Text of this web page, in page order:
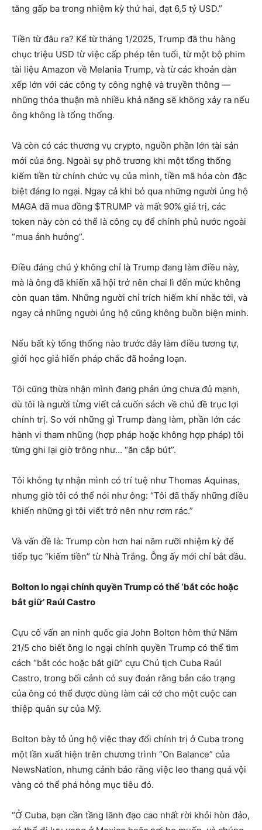
tăng gấp ba trong nhiệm kỳ thứ hai, đạt 6,5 tỷ USD.”
Tiền từ đâu ra? Kể từ tháng 1/2025, Trump đã thu hàng
chục triệu USD từ việc cấp phép tên tuổi, từ một bộ phim
tài liệu Amazon về Melania Trump, và từ các khoản dàn
xếp lớn với các công ty công nghệ và truyền thông —
những thỏa thuận mà nhiều khả năng sẽ không xảy ra nếu
ông không là tổng thống.
Và còn có các thương vụ crypto, nguồn phần lớn tài sản
mới của ông. Ngoài sự phô trương khi một tổng thống
kiếm tiền từ chính chức vụ của mình, tiền mã hóa còn đặc
biệt đáng lo ngại. Ngay cả khi bỏ qua những người ủng hộ
MAGA đã mua đồng $TRUMP và mất 90% giá trị, các
token này còn có thể là công cụ để chính phủ nước ngoài
“mua ảnh hưởng”.
Điều đáng chú ý không chỉ là Trump đang làm điều này,
mà là ông đã khiến xã hội trở nên chai lì đến mức không
còn quan tâm. Những người chỉ trích hiếm khi nhắc tới, và
ngay cả những người ủng hộ cũng không buồn biện minh.
Nếu bất kỳ tổng thống nào trước đây làm điều tương tự,
giới học giả hiến pháp chắc đã hoảng loạn.
Tôi cũng thừa nhận mình đang phản ứng chưa đủ mạnh,
dù tôi là người từng viết cả cuốn sách về chủ đề trục lợi
chính trị. So với những gì Trump đang làm, phần lớn các
hành vi tham nhũng (hợp pháp hoặc không hợp pháp) tôi
từng ghi lại giờ trông như… “ăn cắp bút”.
Tôi không tự nhận mình có trí tuệ như Thomas Aquinas,
nhưng giờ tôi có thể nói như ông: “Tôi đã thấy những điều
khiến những gì tôi viết trở nên như rơm rác.”
Và vấn đề là: Trump còn hơn hai năm rưỡi nhiệm kỳ để
tiếp tục “kiếm tiền” từ Nhà Trắng. Ông ấy mới chỉ bắt đầu.
Bolton lo ngại chính quyền Trump có thể ‘bắt cóc hoặc
bắt giữ’ Raúl Castro
Cựu cố vấn an ninh quốc gia John Bolton hôm thứ Năm
21/5 cho biết ông lo ngại chính quyền Trump có thể tìm
cách “bắt cóc hoặc bắt giữ” cựu Chủ tịch Cuba Raúl
Castro, trong bối cảnh có suy đoán rằng bản cáo trạng
của ông có thể được dùng làm cái cớ cho một cuộc can
thiệp quân sự của Mỹ.
Bolton bày tỏ ủng hộ việc thay đổi chính trị ở Cuba trong
một lần xuất hiện trên chương trình “On Balance” của
NewsNation, nhưng cảnh báo rằng việc leo thang quá vội
vàng có thể phá hỏng mục tiêu đó.
“Ở Cuba, bạn cần tầng lãnh đạo cao nhất rời khỏi hòn đảo,